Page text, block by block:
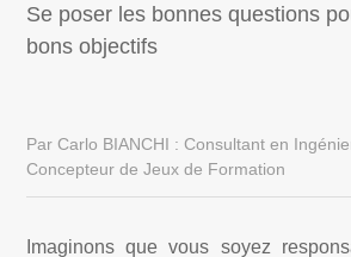
Se poser les bonnes questions
bons objectifs
Par Carlo BIANCHI : Consultant en
Concepteur de Jeux de Formation
Imaginons que vous soyez